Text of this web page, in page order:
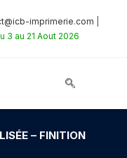
imprimerie.com
3 au 21 Aout 2026
– FINITION